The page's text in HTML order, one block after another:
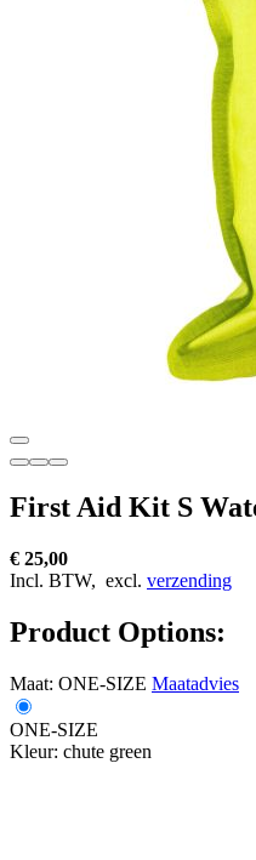
First Aid Kit S
€ 25,00
Incl. BTW, excl. verzending
Product Options:
Maat: ONE-SIZE Maatadvies
ONE-SIZE
Kleur: chute green